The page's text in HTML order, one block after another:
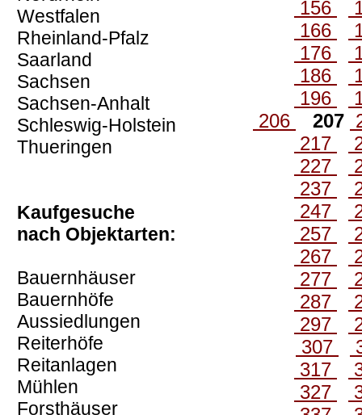
Westfalen
Rheinland-Pfalz
Saarland
Sachsen
Sachsen-Anhalt
Schleswig-Holstein
Thueringen
Kaufgesuche
nach Objektarten:
Bauernhäuser
Bauernhöfe
Aussiedlungen
Reiterhöfe
Reitanlagen
Mühlen
Forsthäuser
156
166
176
186
196
206
207
217
227
237
247
257
267
277
287
297
307
317
327